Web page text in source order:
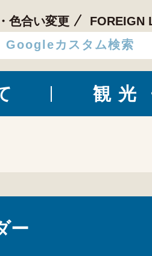
色合い変更 FOREIGN
観光
ー